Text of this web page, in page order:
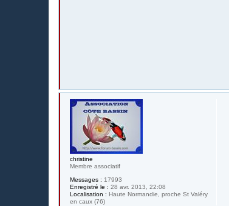
christine
Membre associatif
Messages : 17993
Enregistré le : 28 avr. 2013, 22:08
Localisation : Haute Normandie, proche St Valéry
en caux (76)